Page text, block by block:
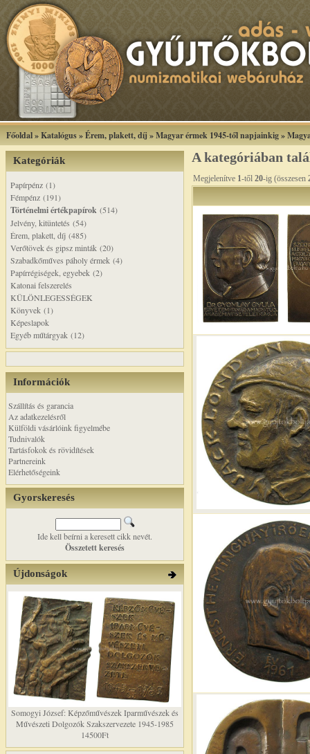
Főoldal»Katalógus»Érem, plakett, díj »Magyar érmek 1945-től napjainkig»
Kategóriák
Papírpénz (1)
Fémpénz (191)
Történelmi értékpapírok (514)
Jelvény, kitüntetés (54)
Érem, plakett, díj (485)
Verőtövek és gipsz minták (20)
Szabadkőműves páholy érmek (4)
Papírrégiségek, egyebek (2)
Katonai felszerelés
KÜLÖNLEGESSÉGEK
Könyvek (1)
Képeslapok
Egyéb műtárgyak (12)
Információk
Szállítás és garancia
Az adatkezelésről
Külföldi vásárlóink figyelmébe
Tudnivalók
Tartásfokok és rövidítések
Partnereink
Elérhetőségeink
Gyorskeresés
Ide kell beírni a keresett cikk nevét.
Összetett keresés
Újdonságok
Somogyi József: Képzőművészek Iparművészek és
Művészeti Dolgozók Szakszervezete 1945-1985
14500Ft
A kategóriában
Megjelenítve 1-től 20-ig (összesen